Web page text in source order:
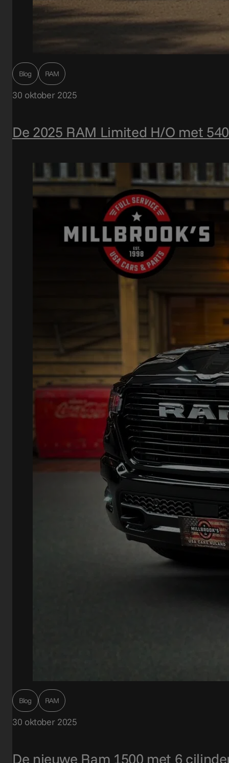
Blog RAM
30 oktober 2025
De 2025 RAM Limited H/O met
Blog RAM
30 oktober 2025
De nieuwe Ram 1500 met 6